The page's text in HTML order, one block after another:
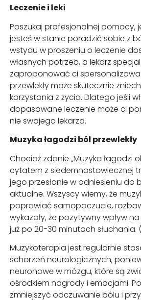
Leczenie i leki
Poszukaj profesjonalnej pomocy,
jesteś w stanie poradzić sobie z
wstydu w proszeniu o leczenie
własnych potrzeb, a lekarz
zaproponować ci
przewlekły może skutecznie
korzystania z życia. Dlatego jeśli
dopasowane leczenie może ci
nie swojego lekarza.
Muzyka łagodzi ból przewlekły
Chociaż zdanie „Muzyka łagodzi
cytatem z siedemnastowiecznej
jego przesłanie w odniesieniu do
aktualne. Wszyscy wiemy, że
poprawiać samopoczucie,
wykazały, że pozytywny wpływ
już po 20-30 minutach słuchania.
Muzykoterapia jest regularnie
schorzeń neurologicznych,
neuronowe w mózgu, które są
ośrodkiem nagrody i emocjami.
zmniejszyć odczuwanie bólu i